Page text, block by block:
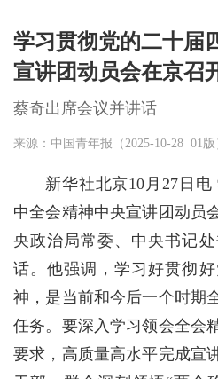
学习贯彻党的二十届
宣讲团动员会在京召
蔡奇出席会议并讲话
来源：中国青年报（2025-10-28 01版
新华社北京10月27日
中全会精神中央宣讲团动员
央政治局常委、中央书记
话。他强调，学习好贯彻
神，是当前和今后一个时期
任务。要深入学习领会全会
要求，高质量高水平完成宣